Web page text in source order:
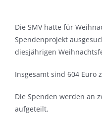
Die SMV hatte für
Spendenprojekt
diesjährigen
Insgesamt sind 604 Euro
Die Spenden werden an
aufgeteilt.